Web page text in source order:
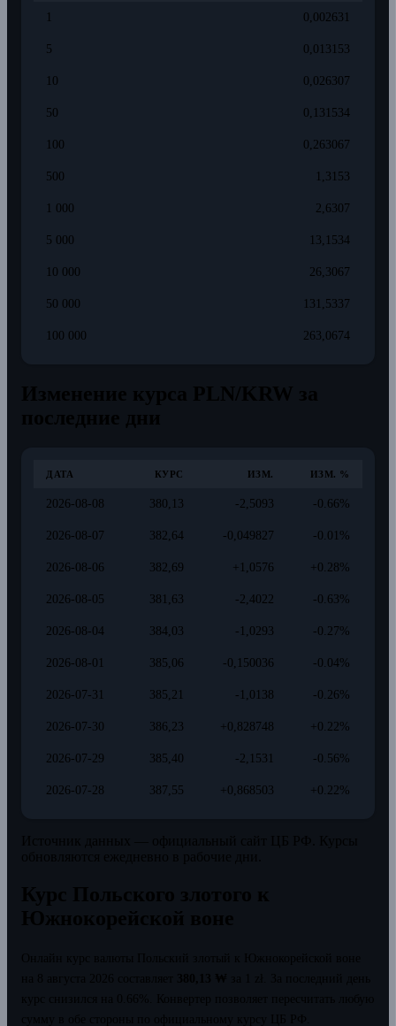
0,002631
5 0,013153
10 0,026307
50 0,131534
100 0,263067
500 1,3153
1 000 2,6307
5 000 13,1534
10 000 26,3067
50 000 131,5337
100 000 263,0674
ДАТА КУРС ИЗМ. ИЗМ. %
2026-08-08 380,13 -2,5093 -0.66%
2026-08-07 382,64 -0,049827 -0.01%
2026-08-06 382,69 +1,0576 +0.28%
2026-08-05 381,63 -2,4022 -0.63%
2026-08-04 384,03 -1,0293 -0.27%
2026-08-01 385,06 -0,150036 -0.04%
2026-07-31 385,21 -1,0138 -0.26%
2026-07-30 386,23 +0,828748 +0.22%
2026-07-29 385,40 -2,1531 -0.56%
2026-07-28 387,55 +0,868503 +0.22%